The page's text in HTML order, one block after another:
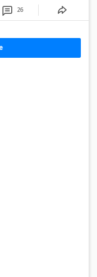
26